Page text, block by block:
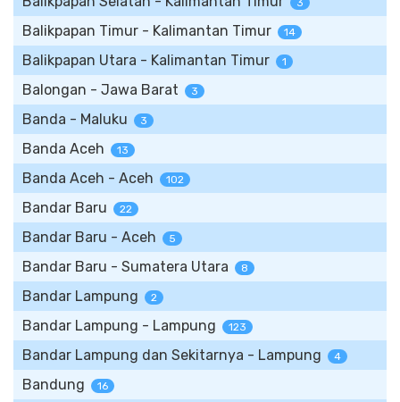
3
Balikpapan Timur - Kalimantan Timur 14
Balikpapan Utara - Kalimantan Timur 1
Balongan - Jawa Barat 3
Banda - Maluku 3
Banda Aceh 13
Banda Aceh - Aceh 102
Bandar Baru 22
Bandar Baru - Aceh 5
Bandar Baru - Sumatera Utara 8
Bandar Lampung 2
Bandar Lampung - Lampung 123
Bandar Lampung dan Sekitarnya - Lampung 4
Bandung 16